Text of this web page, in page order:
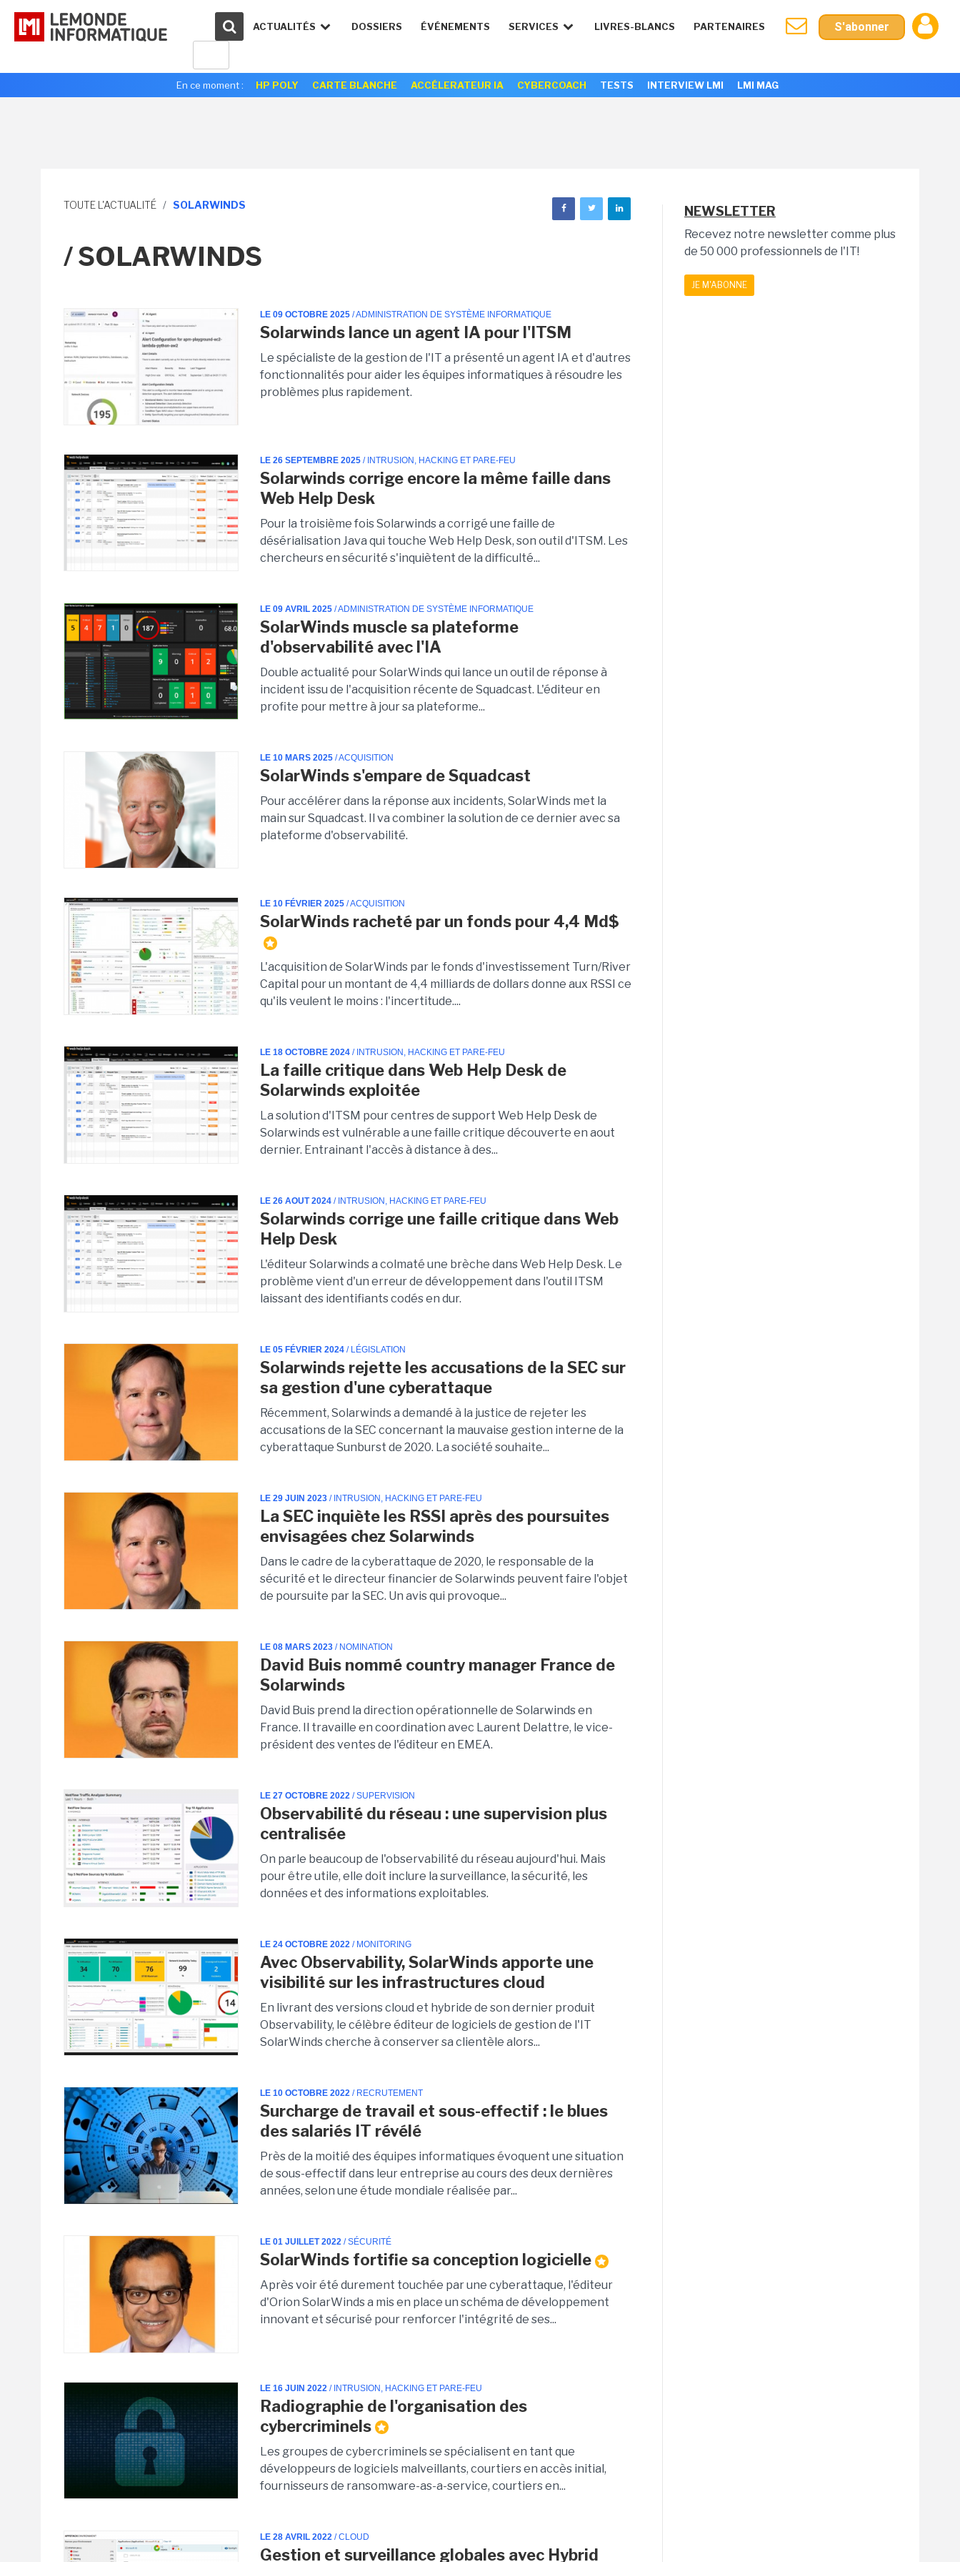
ACTUALITÉS DOSSIERS ÉVÉNEMENTS SERVICES LIVRES-BLANCS PARTENAIRES S'abonner
En ce moment : HP POLY CARTE BLANCHE ACCÉLERATEUR IA CYBERCOACH TESTS INTERVIEW LMI LMI MAG
TOUTE L'ACTUALITÉ / SOLARWINDS
/ SOLARWINDS
LE 09 OCTOBRE 2025 / ADMINISTRATION DE SYSTÈME INFORMATIQUE
Solarwinds lance un agent IA pour l'ITSM
Le spécialiste de la gestion de l'IT a présenté un agent IA et d'autres
fonctionnalités pour aider les équipes informatiques à résoudre les
problèmes plus rapidement.
LE 26 SEPTEMBRE 2025 / INTRUSION, HACKING ET PARE-FEU
Solarwinds corrige encore la même faille dans
Web Help Desk
Pour la troisième fois Solarwinds a corrigé une faille de
désérialisation Java qui touche Web Help Desk, son outil d'ITSM. Les
chercheurs en sécurité s'inquiètent de la difficulté...
LE 09 AVRIL 2025 / ADMINISTRATION DE SYSTÈME INFORMATIQUE
SolarWinds muscle sa plateforme
d'observabilité avec l'IA
Double actualité pour SolarWinds qui lance un outil de réponse à
incident issu de l'acquisition récente de Squadcast. L'éditeur en
profite pour mettre à jour sa plateforme...
LE 10 MARS 2025 / ACQUISITION
SolarWinds s'empare de Squadcast
Pour accélérer dans la réponse aux incidents, SolarWinds met la
main sur Squadcast. Il va combiner la solution de ce dernier avec sa
plateforme d'observabilité.
LE 10 FÉVRIER 2025 / ACQUISITION
SolarWinds racheté par un fonds pour 4,4 Md$
L'acquisition de SolarWinds par le fonds d'investissement Turn/River
Capital pour un montant de 4,4 milliards de dollars donne aux RSSI ce
qu'ils veulent le moins : l'incertitude....
LE 18 OCTOBRE 2024 / INTRUSION, HACKING ET PARE-FEU
La faille critique dans Web Help Desk de
Solarwinds exploitée
La solution d'ITSM pour centres de support Web Help Desk de
Solarwinds est vulnérable a une faille critique découverte en aout
dernier. Entrainant l'accès à distance à des...
LE 26 AOUT 2024 / INTRUSION, HACKING ET PARE-FEU
Solarwinds corrige une faille critique dans Web
Help Desk
L'éditeur Solarwinds a colmaté une brèche dans Web Help Desk. Le
problème vient d'un erreur de développement dans l'outil ITSM
laissant des identifiants codés en dur.
LE 05 FÉVRIER 2024 / LÉGISLATION
Solarwinds rejette les accusations de la SEC sur
sa gestion d'une cyberattaque
Récemment, Solarwinds a demandé à la justice de rejeter les
accusations de la SEC concernant la mauvaise gestion interne de la
cyberattaque Sunburst de 2020. La société souhaite...
LE 29 JUIN 2023 / INTRUSION, HACKING ET PARE-FEU
La SEC inquiète les RSSI après des poursuites
envisagées chez Solarwinds
Dans le cadre de la cyberattaque de 2020, le responsable de la
sécurité et le directeur financier de Solarwinds peuvent faire l'objet
de poursuite par la SEC. Un avis qui provoque...
LE 08 MARS 2023 / NOMINATION
David Buis nommé country manager France de
Solarwinds
David Buis prend la direction opérationnelle de Solarwinds en
France. Il travaille en coordination avec Laurent Delattre, le vice-
président des ventes de l'éditeur en EMEA.
LE 27 OCTOBRE 2022 / SUPERVISION
Observabilité du réseau : une supervision plus
centralisée
On parle beaucoup de l'observabilité du réseau aujourd'hui. Mais
pour être utile, elle doit inclure la surveillance, la sécurité, les
données et des informations exploitables.
LE 24 OCTOBRE 2022 / MONITORING
Avec Observability, SolarWinds apporte une
visibilité sur les infrastructures cloud
En livrant des versions cloud et hybride de son dernier produit
Observability, le célèbre éditeur de logiciels de gestion de l'IT
SolarWinds cherche à conserver sa clientèle alors...
LE 10 OCTOBRE 2022 / RECRUTEMENT
Surcharge de travail et sous-effectif : le blues
des salariés IT révélé
Près de la moitié des équipes informatiques évoquent une situation
de sous-effectif dans leur entreprise au cours des deux dernières
années, selon une étude mondiale réalisée par...
LE 01 JUILLET 2022 / SÉCURITÉ
SolarWinds fortifie sa conception logicielle
Après voir été durement touchée par une cyberattaque, l'éditeur
d'Orion SolarWinds a mis en place un schéma de développement
innovant et sécurisé pour renforcer l'intégrité de ses...
LE 16 JUIN 2022 / INTRUSION, HACKING ET PARE-FEU
Radiographie de l'organisation des
cybercriminels
Les groupes de cybercriminels se spécialisent en tant que
développeurs de logiciels malveillants, courtiers en accès initial,
fournisseurs de ransomware-as-a-service, courtiers en...
LE 28 AVRIL 2022 / CLOUD
Gestion et surveillance globales avec Hybrid
NEWSLETTER
Recevez notre newsletter comme plus
de 50 000 professionnels de l'IT!
JE M'ABONNE